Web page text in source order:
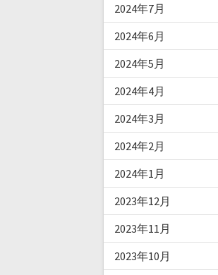
2024年7月
2024年6月
2024年5月
2024年4月
2024年3月
2024年2月
2024年1月
2023年12月
2023年11月
2023年10月